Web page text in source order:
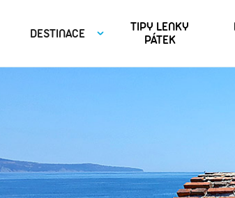
DESTINACE
TIPY LENKY
PÁTEK